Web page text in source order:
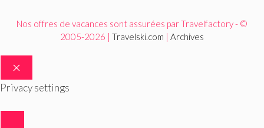
Nos offres de vacances sont assurées par Travelfactory - ©
2005-2026 | Travelski.com | Archives
FERMER
Privacy settings